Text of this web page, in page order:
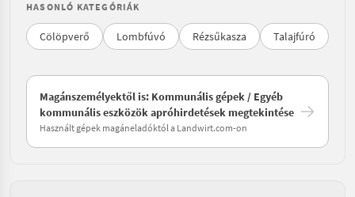
HASONLÓ KATEGÓRIÁK
Cölöpverő Lombfúvó Rézsűkasza Talajfúró
Magánszemélyektől is: Kommunális gépek / Egyéb
kommunális eszközök apróhirdetések megtekintése
Használt gépek magáneladóktól a Landwirt.com-on